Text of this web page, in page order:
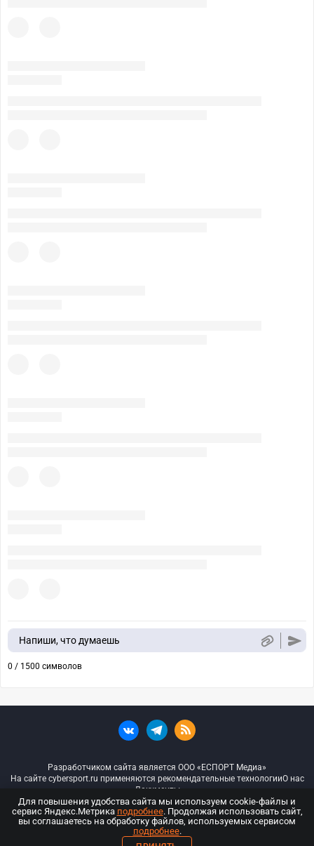
Напиши, что думаешь
0 / 1500 символов
Разработчиком сайта является ООО «ЕСПОРТ Медиа»
На сайте cybersport.ru применяются рекомендательные технологииО нас
Документы
© ООО «Киберспорт.ру» — Все права защищены
18+
Для повышения удобства сайта мы используем cookie-файлы и
сервис Яндекс.Метрика подробнее. Продолжая использовать сайт,
вы соглашаетесь на обработку файлов, используемых сервисом
подробнее.